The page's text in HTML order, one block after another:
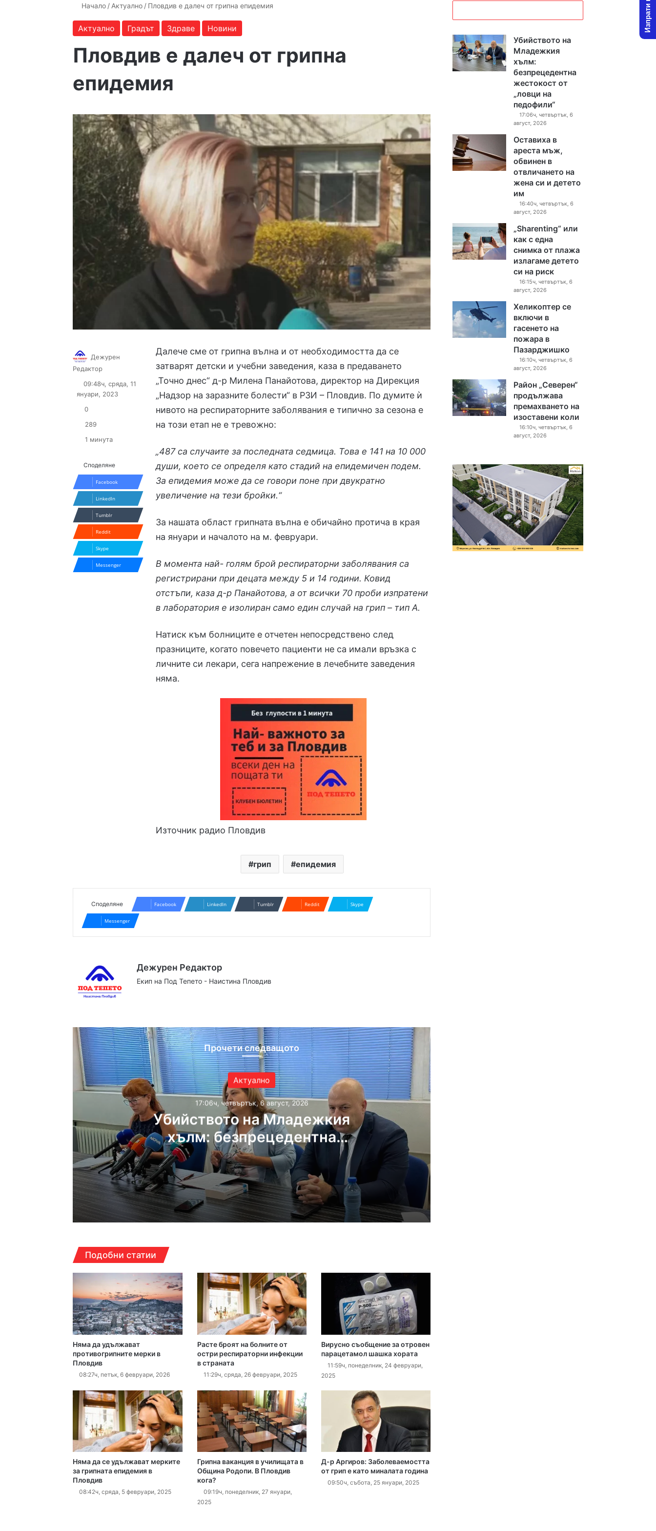
Начало / Актуално / Пловдив е далеч от грипна епидемия
Актуално Градът Здраве Новини
Пловдив е далеч от грипна
епидемия
Далече сме от грипна вълна и от необходимостта да се
затварят детски и учебни заведения, каза в предаването
„Точно днес“ д-р Милена Панайотова, директор на Дирекция
„Надзор на заразните болести“ в РЗИ – Пловдив. По думите ѝ
нивото на респираторните заболявания е типично за сезона е
на този етап не е тревожно:
„487 са случаите за последната седмица. Това е 141 на 10 000
души, което се определя като стадий на епидемичен подем.
За епидемия може да се говори поне при двукратно
увеличение на тези бройки.“
За нашата област грипната вълна е обичайно протича в края
на януари и началото на м. февруари.
В момента най- голям брой респираторни заболявания са
регистрирани при децата между 5 и 14 години. Ковид
отстъпи, каза д-р Панайотова, а от всички 70 проби изпратени
в лаборатория е изолиран само един случай на грип – тип А.
Натиск към болниците е отчетен непосредствено след
празниците, когато повечето пациенти не са имали връзка с
личните си лекари, сега напрежение в лечебните заведения
няма.
Източник радио Пловдив
грип епидемия
Дежурен
Редактор
X email
09:48ч, сряда, 11
януари, 2023
0
289
1 минута
Споделяне
Facebook
LinkedIn
Tumblr
Reddit
Skype
Messenger
Споделяне Facebook LinkedIn Tumblr Reddit Skype
Messenger
Дежурен Редактор
Екип на Под Тепето - Наистина Пловдив
Прочети следващото
Актуално
17:06ч, четвъртък, 6 август, 2026
Убийството на Младежкия
хълм: безпрецедентна
жестокост от „ловци на
педофили“
17:06ч, четвъртък, 6 август, 2026
Убийството на Младежкия хълм: безпрецедентна жестокост от „ловци на педофили“
16:40ч, четвъртък, 6 август, 2026
16:15ч, четвъртък, 6 август, 2026
„Sharenting“ или как с една снимка от плажа излагаме детето си на риск
16:10ч, четвъртък, 6 август, 2026
Хеликоптер се включи в гасенето на пожара в Пазарджишко
16:10ч, четвъртък, 6 август, 2026
Район „Северен“ продължава премахването на изоставени коли
15:42ч, четвъртък, 6 август, 2026
БХК: След случаите в Пловдив и Банско държавата е длъжна да разследва омразата
Подобни статии
Няма да удължават
противогрипните мерки в
Пловдив
08:27ч, петък, 6 февруари, 2026
Расте броят на болните от
остри респираторни инфекции
в страната
11:29ч, сряда, 26 февруари, 2025
Вирусно съобщение за отровен
парацетамол шашка хората
11:59ч, понеделник, 24 февруари,
2025
Няма да се удължават мерките
за грипната епидемия в
Пловдив
08:42ч, сряда, 5 февруари, 2025
Грипна ваканция в училищата в
Община Родопи. В Пловдив
кога?
09:19ч, понеделник, 27 януари,
2025
Д-р Аргиров: Заболеваемостта
от грип е като миналата година
09:50ч, събота, 25 януари, 2025
Убийството на
Младежкия
хълм:
безпрецедентна
жестокост от
„ловци на
педофили“
17:06ч, четвъртък, 6
август, 2026
Оставиха в
ареста мъж,
обвинен в
отвличането на
жена си и детето
им
16:40ч, четвъртък, 6
август, 2026
„Sharenting“ или
как с една
снимка от плажа
излагаме детето
си на риск
16:15ч, четвъртък, 6
август, 2026
Хеликоптер се
включи в
гасенето на
пожара в
Пазарджишко
16:10ч, четвъртък, 6
август, 2026
Район „Северен“
продължава
премахването на
изоставени коли
16:10ч, четвъртък, 6
август, 2026